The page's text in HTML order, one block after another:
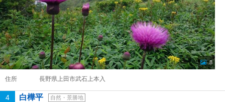
8
住所 長野県上田市武石上本入
4 白樺平 自然・景勝地